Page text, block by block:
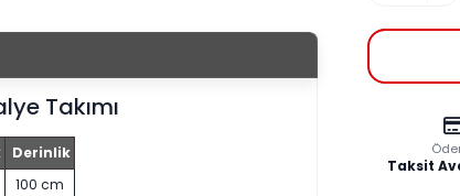
Takımı
Derinlik
100 cm
Taksit